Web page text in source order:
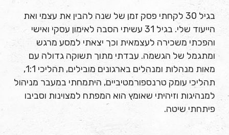
בגיל 30 לקחתי פסק זמן של שנה להבין את עצמי ואת
הייעוד שלי. בגיל 31 עשיתי הסבה לאימון עסקי ואישי
והפכתי משכירה לעצמאית וכך יצאתי למסע מרגש
ומתגמל של הגשמה. עבדתי מתוך תשוקה גדולה עם
מאות מנהלות ומנהלים בארגונים מובילים, תהליכי 1:1,
תהליכי עומק טרנספורמטיביים, היתמחתי במעבר מניהול
למנהיגות וזיהיתי שאומץ הוא המפתח למצוינות וסביבו
פיתחתי שיטה.